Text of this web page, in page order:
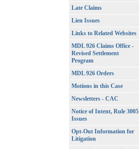
Late Claims
Lien Issues
Links to Related Websites
MDL 926 Claims Office -
Revised Settlement
Program
MDL 926 Orders
Motions in this Case
Newsletters - CAC
Notice of Intent, Rule 3005
Issues
Opt-Out Information for
Litigation